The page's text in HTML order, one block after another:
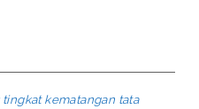
tingkat kematangan tata